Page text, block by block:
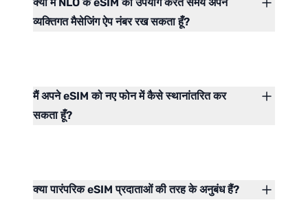
व्यक्तिगत मैसेजिंग ऐप नंबर रख सकता हूँ?
मैं अपने eSIM को नए फोन में कैसे स्थानांतरित कर
सकता हूँ?
क्या पारंपरिक eSIM प्रदाताओं की तरह के अनुबंध हैं?